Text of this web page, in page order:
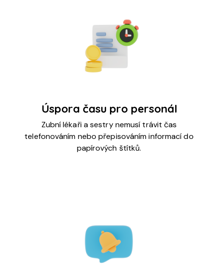
Úspora času pro personál
Zubní lékaři a sestry nemusí trávit čas
telefonováním nebo přepisováním informací do
papírových štítků.